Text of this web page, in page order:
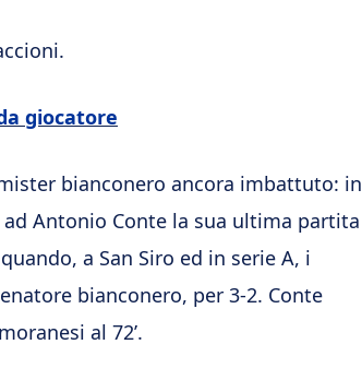
giocatore
bianconero ancora imbattuto: in
Antonio Conte la sua ultima partita
a San Siro ed in serie A, i
bianconero, per 3-2. Conte
al 72’.